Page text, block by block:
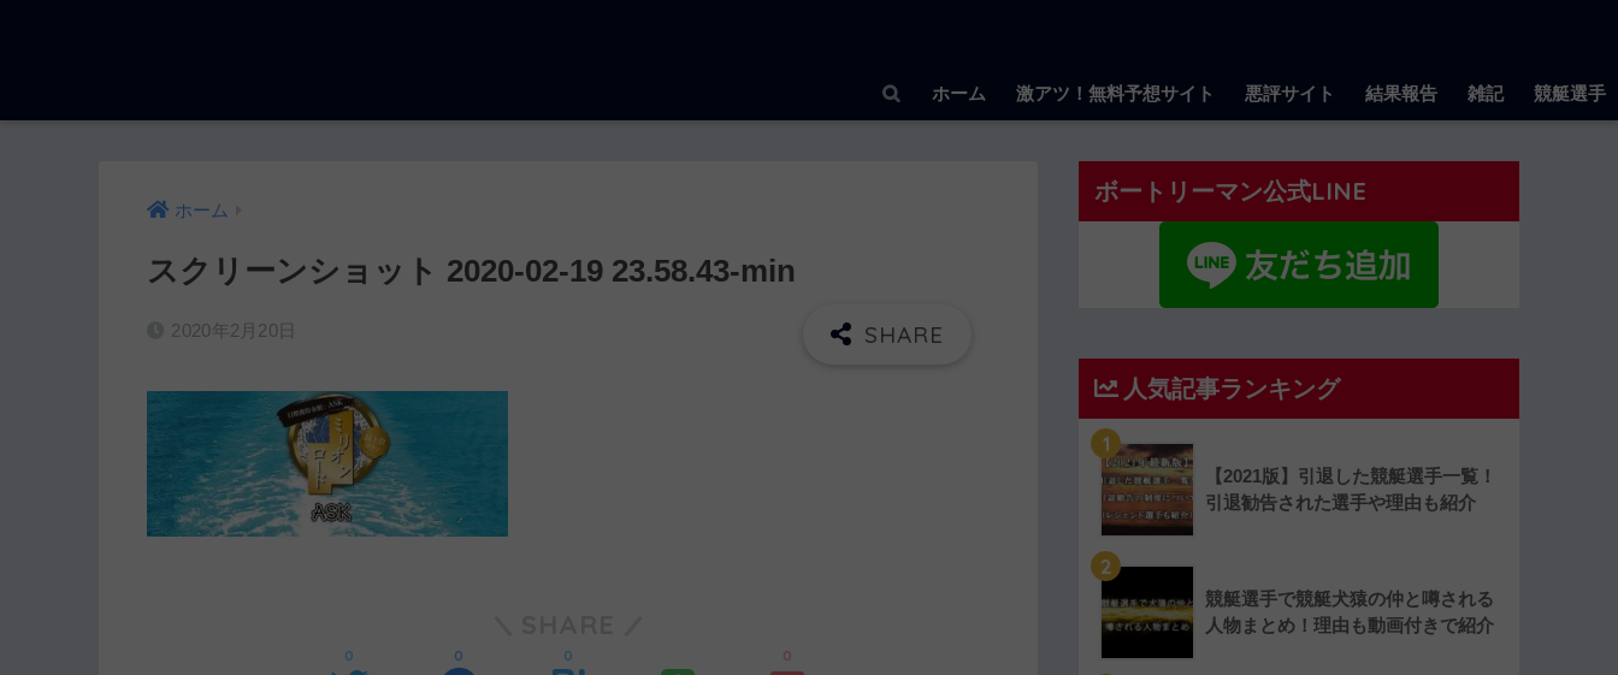
ホーム 激アツ！無料予想サイト 悪評サイト 結果報告 雑記 競艇選手
ホーム
スクリーンショット 2020-02-19 23.58.43-min
2020年2月20日
0 0 0 0
ボートリーマン公式LINE
人気記事ランキング
1
【2021版】引退した競艇選手一覧！
引退勧告された選手や理由も紹介
2
競艇選手で競艇犬猿の仲と噂される
人物まとめ！理由も動画付きで紹介